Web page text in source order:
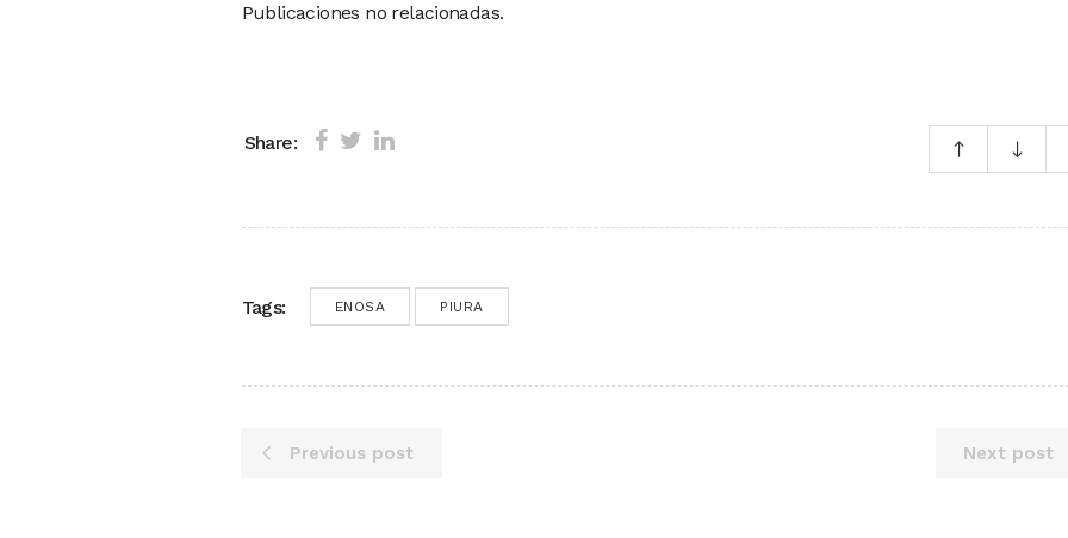
Publicaciones no relacionadas.
Share:
Tags: ENOSA PIURA
Previous post Next post